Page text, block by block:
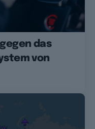
das
von